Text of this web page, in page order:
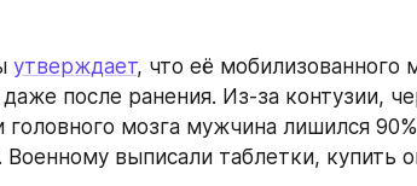
утверждает, что её мобилизованного
после ранения. Из-за контузии,
мозга мужчина лишился
Военному выписали таблетки, купить